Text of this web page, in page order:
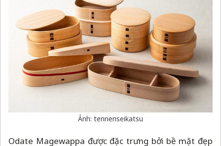
Ảnh: tennenseikatsu
Odate Magewappa được đặc trưng bởi bề mặt đẹp